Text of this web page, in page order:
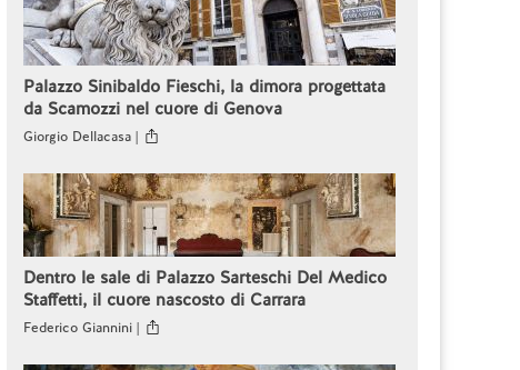
Palazzo Sinibaldo Fieschi, la dimora progettata
da Scamozzi nel cuore di Genova
Giorgio Dellacasa |
Dentro le sale di Palazzo Sarteschi Del Medico
Staffetti, il cuore nascosto di Carrara
Federico Giannini |